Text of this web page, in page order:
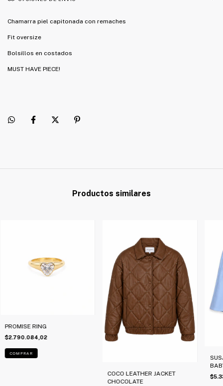
Chamarra piel capitonada con remaches
Fit oversize
Bolsillos en costados
MUST HAVE PIECE!
Productos similares
PROMISE RING
$2.790.084,02
COMPRAR
COCO LEATHER JACKET
CHOCOLATE